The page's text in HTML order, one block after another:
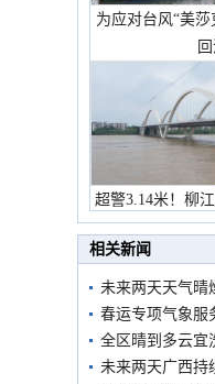
为应对台风“美
超警3.14米！柳
市民在
相关新闻
未来两天天气晴
春运专项气象服
全区晴到多云宜
未来两天广西持